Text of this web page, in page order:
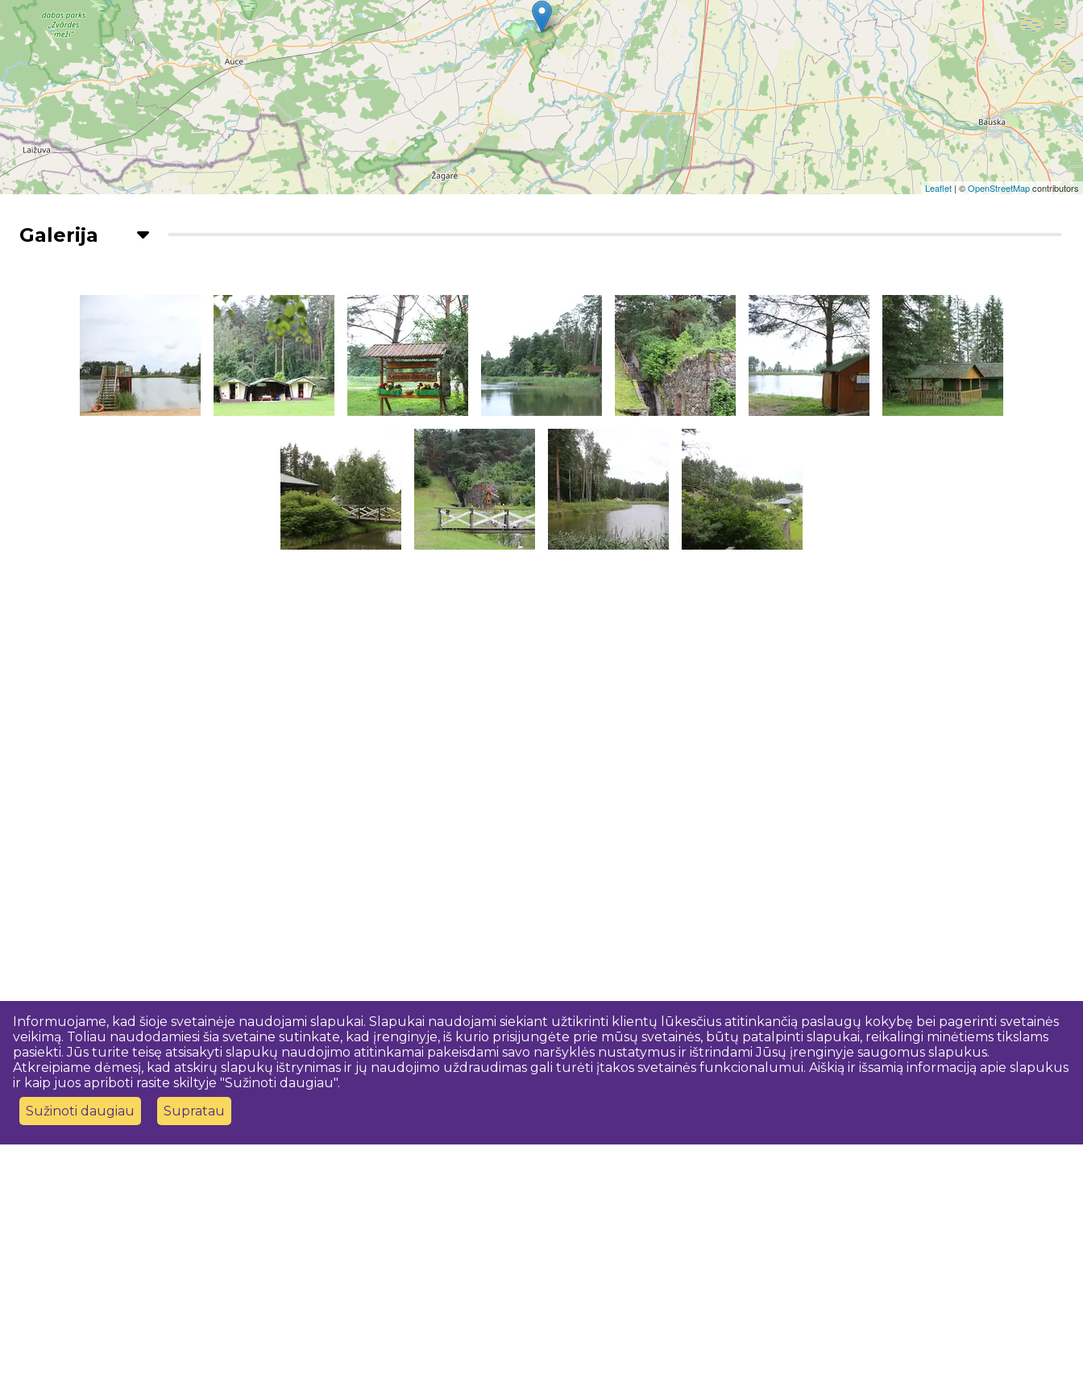
Informuojame, kad šioje svetainėje naudojami slapukai. Slapukai naudojami siekiant užtikrinti klientų lūkesčius atitinkančią paslaugų kokybę bei pagerinti svetainės
veikimą. Toliau naudodamiesi šia svetaine sutinkate, kad įrenginyje, iš kurio prisijungėte prie mūsų svetainės, būtų patalpinti slapukai, reikalingi minėtiems tikslams
pasiekti. Jūs turite teisę atsisakyti slapukų naudojimo atitinkamai pakeisdami savo naršyklės nustatymus ir ištrindami Jūsų įrenginyje saugomus slapukus.
Atkreipiame dėmesį, kad atskirų slapukų ištrynimas ir jų naudojimo uždraudimas gali turėti įtakos svetainės funkcionalumui. Aiškią ir išsamią informaciją apie slapukus
ir kaip juos apriboti rasite skiltyje "Sužinoti daugiau".
Sužinoti daugiau
Supratau
Leaflet | ©OpenStreetMapcontributors
Galerija